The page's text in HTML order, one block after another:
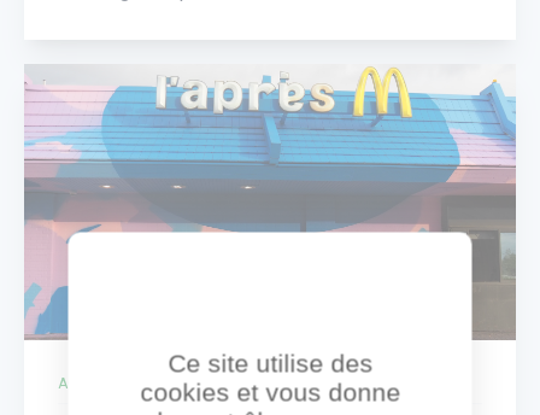
ACTUALITÉ
Ce site utilise des
cookies et vous donne